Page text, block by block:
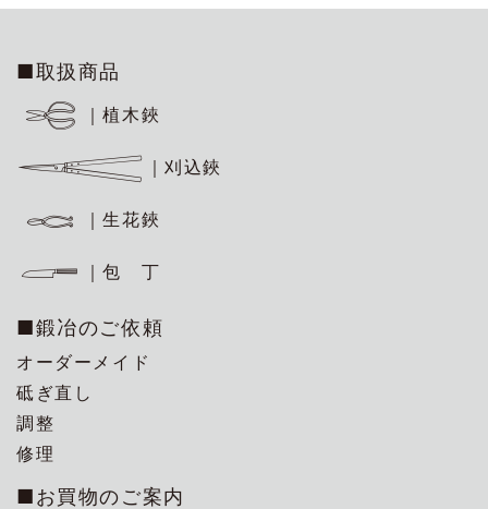
■取扱商品
｜植木鋏
｜刈込鋏
｜生花鋏
｜包 丁
■鍛冶のご依頼
オーダーメイド
砥ぎ直し
調整
修理
■お買物のご案内